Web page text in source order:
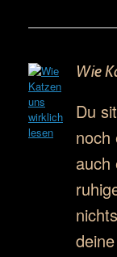
Wie
Du
noch
auch